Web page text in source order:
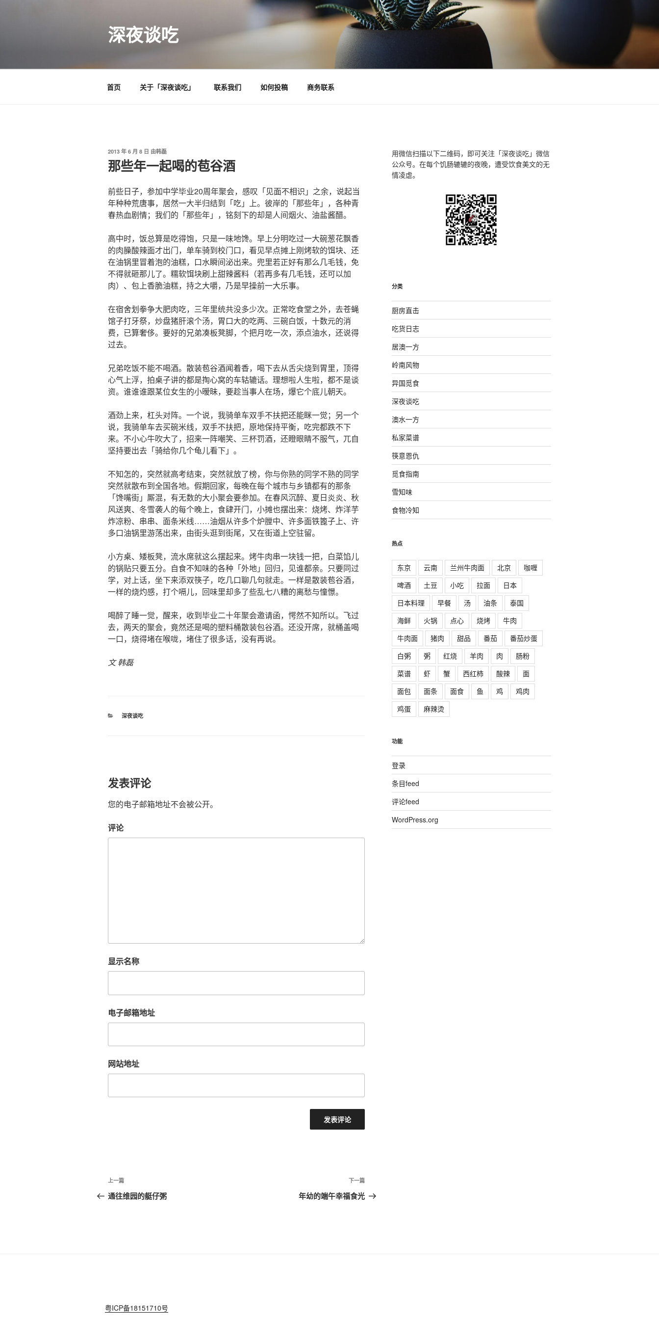
深夜谈吃
首页 关于「深夜谈吃」 联系我们 如何投稿 商务联系
发
布
于
2013 年 6 月 8 日 由韩磊
那些年一起喝的苞谷酒
前些日子，参加中学毕业20周年聚会，感叹「见面不相识」之余，说起当
年种种荒唐事，居然一大半归结到「吃」上。彼岸的「那些年」，各种青
春热血剧情；我们的「那些年」，铭刻下的却是人间烟火、油盐酱醋。
高中时，饭总算是吃得饱，只是一味地馋。早上分明吃过一大碗葱花飘香
的肉臊酸辣面才出门，单车骑到校门口，看见早点摊上刚烤软的饵块、还
在油锅里冒着泡的油糕，口水瞬间泌出来。兜里若正好有那么几毛钱，免
不得就砸那儿了。糯软饵块刷上甜辣酱料（若再多有几毛钱，还可以加
肉）、包上香脆油糕，持之大嚼，乃是早操前一大乐事。
在宿舍划拳争大肥肉吃，三年里统共没多少次。正常吃食堂之外，去苍蝇
馆子打牙祭，炒盘猪肝滚个汤，胃口大的吃两、三碗白饭，十数元的消
费，已算奢侈。要好的兄弟凑板凳脚，个把月吃一次，添点油水，还说得
过去。
兄弟吃饭不能不喝酒。散装苞谷酒闻着香，喝下去从舌尖烧到胃里，顶得
心气上浮，拍桌子讲的都是掏心窝的车轱辘话。理想啦人生啦，都不是谈
资。谁谁谁跟某位女生的小暧昧，要趁当事人在场，爆它个底儿朝天。
酒劲上来，杠头对阵。一个说，我骑单车双手不扶把还能眯一觉；另一个
说，我骑单车去买碗米线，双手不扶把，原地保持平衡，吃完都跌不下
来。不小心牛吹大了，招来一阵嘲笑、三杯罚酒，还瞪眼睛不服气，兀自
坚持要出去「骑给你几个龟儿看下」。
不知怎的，突然就高考结束，突然就放了榜，你与你熟的同学不熟的同学
突然就散布到全国各地。假期回家，每晚在每个城市与乡镇都有的那条
「馋嘴街」厮混，有无数的大小聚会要参加。在春风沉醉、夏日炎炎、秋
风送爽、冬雪袭人的每个晚上，食肆开门，小摊也摆出来：烧烤、炸洋芋
炸凉粉、串串、面条米线……油烟从许多个炉膛中、许多面铁篦子上、许
多口油锅里游荡出来，由街头逛到街尾，又在街道上空驻留。
小方桌、矮板凳，流水席就这么摆起来。烤牛肉串一块钱一把，白菜馅儿
的锅贴只要五分。自食不知味的各种「外地」回归，见谁都亲。只要同过
学，对上话，坐下来添双筷子，吃几口聊几句就走。一样是散装苞谷酒，
一样的烧灼感，打个嗝儿，回味里却多了些乱七八糟的离愁与憧憬。
喝醉了睡一觉，醒来，收到毕业二十年聚会邀请函，愕然不知所以。飞过
去，两天的聚会，竟然还是喝的塑料桶散装包谷酒。还没开席，就桶盖喝
一口，烧得堵在喉咙，堵住了很多话，没有再说。
文 韩磊
分
深夜谈吃
发表评论
您的电子邮箱地址不会被公开。
评论
显示名称
电子邮箱地址
网站地址
文
章
上
一
上一篇
通往维园的艇仔粥
下
一
下一篇
年幼的端午幸福食光
用微信扫描以下二维码，即可关注「深夜谈吃」微信
公众号。在每个饥肠辘辘的夜晚，遭受饮食美文的无
情凌虐。
分类
厨房直击
吃货日志
居澳一方
岭南风物
异国觅食
深夜谈吃
澳水一方
私家菜谱
筷意恩仇
觅食指南
雪知味
食物冷知
热点
东京 云南 兰州牛肉面 北京
咖喱
啤酒
土豆 小吃 拉面
日本
日本料理
早餐 汤 油条
泰国
海鲜
火锅 点心 烧烤
牛肉
牛肉面
猪肉 甜品 番茄
番茄炒蛋
白粥
粥 红烧 羊肉 肉
肠粉
菜谱
虾 蟹 西红柿 酸辣
面
面包
面条 面食 鱼 鸡
鸡肉
鸡蛋
麻辣烫
功能
登录
条目feed
评论feed
WordPress.org
粤ICP备18151710号